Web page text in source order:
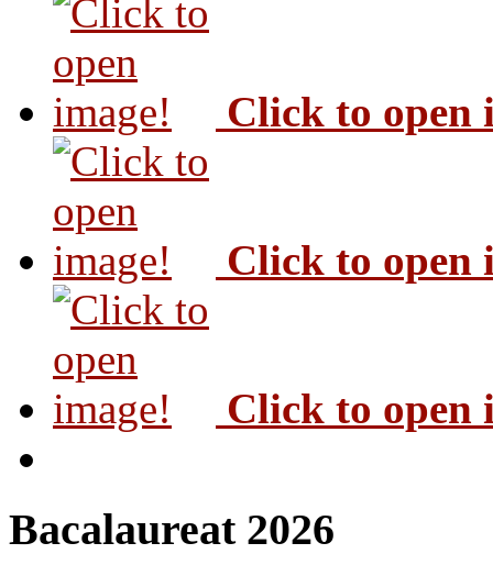
Click to open
Click to open
Click to open
Bacalaureat 2026